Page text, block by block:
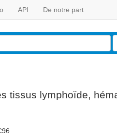
API De notre part
tissus lymphoïde,